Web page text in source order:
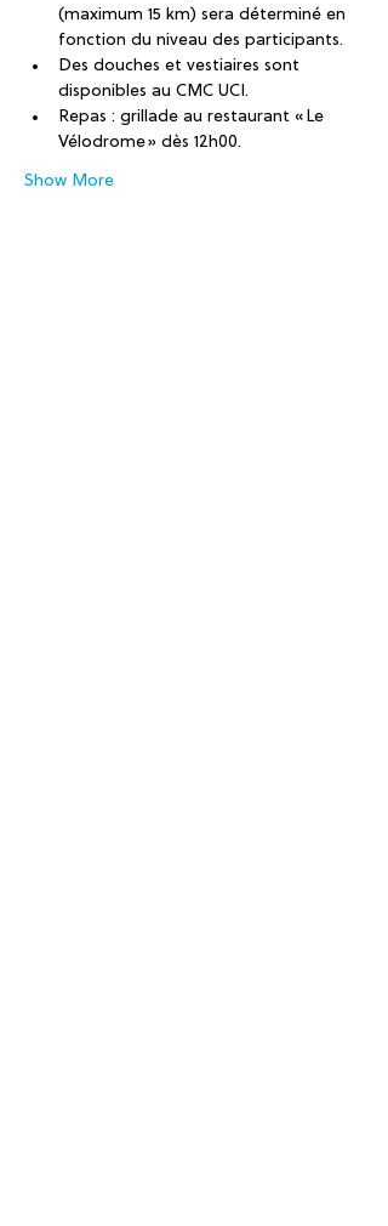
(maximum 15 km) sera déterminé en
fonction du niveau des participants.
Des douches et vestiaires sont
disponibles au CMC UCI.
Repas : grillade au restaurant « Le
Vélodrome » dès 12h00.
Show More